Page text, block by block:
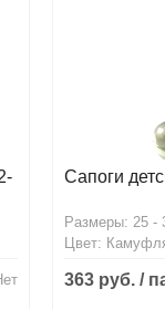
Сапоги
Размеры: 25 -
Цвет:
363 руб. /